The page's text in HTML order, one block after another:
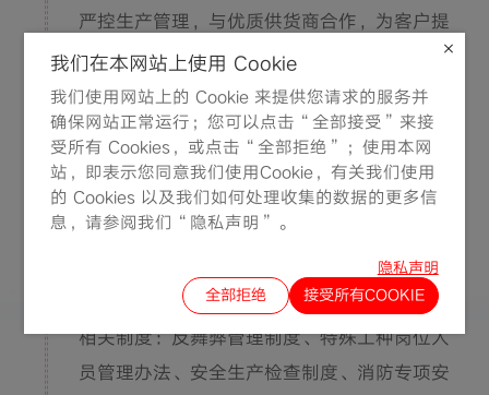
严控生产管理，与优质供货商合作，为客户提
供具质量保证的产品。
对内管理
我们制定《反舞弊管理制度》，成立反舞弊管
理小组，设立多种管理渠道，严防损害集团及
股东利益的行为发生；着重知识产权保护，采
取产品防伪应用；绝不使用童工、血汗工厂等
不人道生产模式。
相关制度：反舞弊管理制度、特殊工种岗位人
员管理办法、安全生产检查制度、消防专项安
我们在本网站上使用 Cookie
我们使用网站上的 Cookie 来提供您请求的服务并
确保网站正常运行；您可以点击“全部接受”来接
受所有 Cookies，或点击“全部拒绝”；使用本网
站，即表示您同意我们使用Cookie，有关我们使用
的 Cookies 以及我们如何处理收集的数据的更多信
息，请参阅我们“隐私声明”。
隐私声明
全部拒绝
接受所有COOKIE